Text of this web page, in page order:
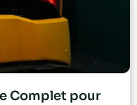
Complet pour